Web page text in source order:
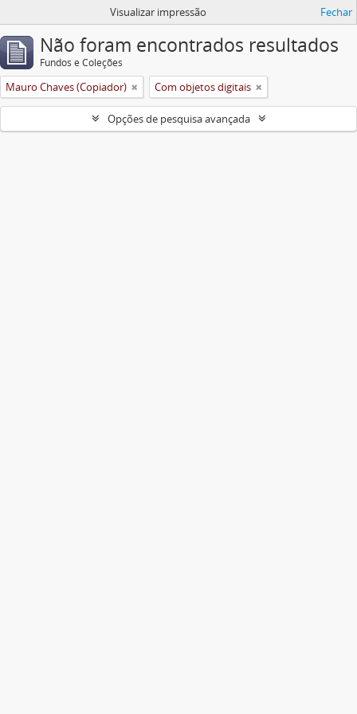
Visualizar impressão Fechar
Não foram encontrados resultados
Fundos e Coleções
Mauro Chaves (Copiador) Com objetos digitais
Opções de pesquisa avançada